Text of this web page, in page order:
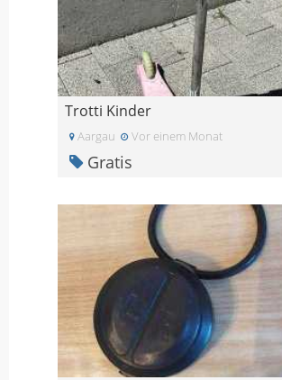
Trotti Kinder
Aargau Vor einem Monat
Gratis